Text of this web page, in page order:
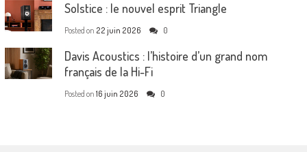
Solstice : le nouvel esprit Triangle
Posted on 22 juin 2026 0
Davis Acoustics : l’histoire d’un grand nom
français de la Hi-Fi
Posted on 16 juin 2026 0